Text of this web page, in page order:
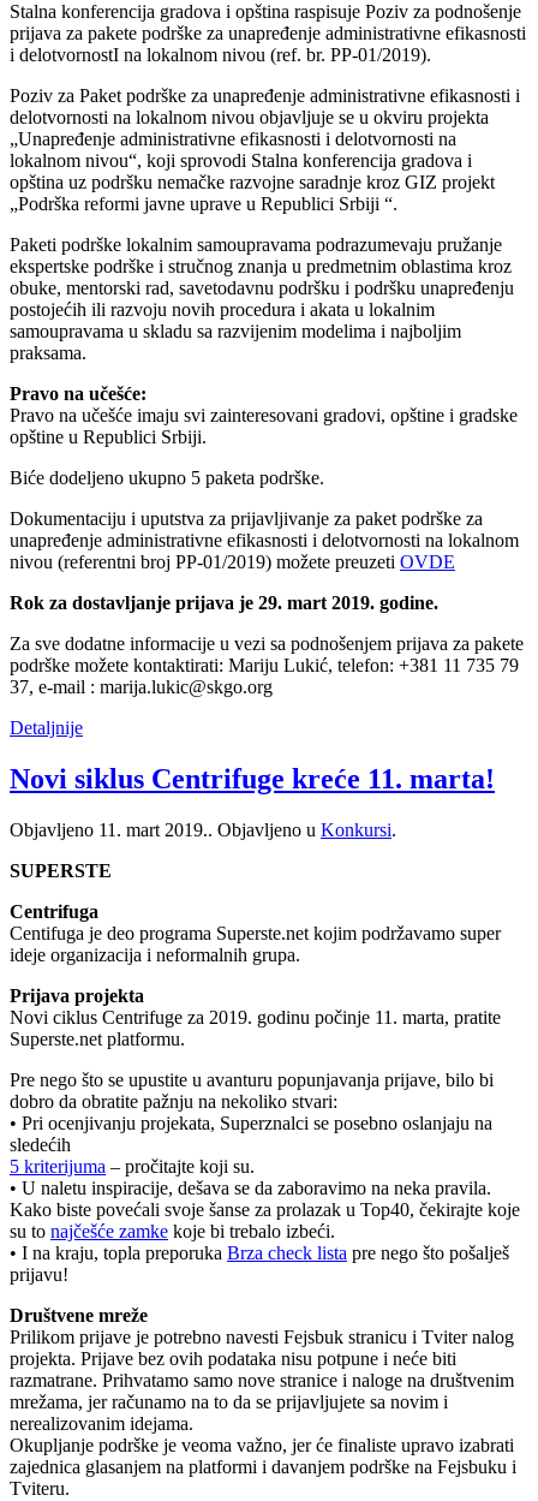
Stalna konferencija gradova i opština raspisuje Poziv za podnošenje
prijava za pakete podrške za unapređenje administrativne efikasnosti
i delotvornostI na lokalnom nivou (ref. br. PP-01/2019).
Poziv za Paket podrške za unapređenje administrativne efikasnosti i
delotvornosti na lokalnom nivou objavljuje se u okviru projekta
„Unapređenje administrativne efikasnosti i delotvornosti na
lokalnom nivou“, koji sprovodi Stalna konferencija gradova i
opština uz podršku nemačke razvojne saradnje kroz GIZ projekt
„Podrška reformi javne uprave u Republici Srbiji “.
Paketi podrške lokalnim samoupravama podrazumevaju pružanje
ekspertske podrške i stručnog znanja u predmetnim oblastima kroz
obuke, mentorski rad, savetodavnu podršku i podršku unapređenju
postojećih ili razvoju novih procedura i akata u lokalnim
samoupravama u skladu sa razvijenim modelima i najboljim
praksama.
Pravo na učešće:
Pravo na učešće imaju svi zainteresovani gradovi, opštine i gradske
opštine u Republici Srbiji.
Biće dodeljeno ukupno 5 paketa podrške.
Dokumentaciju i uputstva za prijavljivanje za paket podrške za
unapređenje administrativne efikasnosti i delotvornosti na lokalnom
nivou (referentni broj PP-01/2019) možete preuzeti OVDE
Rok za dostavljanje prijava je 29. mart 2019. godine.
Za sve dodatne informacije u vezi sa podnošenjem prijava za pakete
podrške možete kontaktirati: Mariju Lukić, telefon: +381 11 735 79
37, e-mail : marija.lukic@skgo.org
Detaljnije
Novi siklus Centrifuge kreće 11. marta!
Objavljeno 11. mart 2019.. Objavljeno u Konkursi.
SUPERSTE
Centrifuga
Centifuga je deo programa Superste.net kojim podržavamo super
ideje organizacija i neformalnih grupa.
Prijava projekta
Novi ciklus Centrifuge za 2019. godinu počinje 11. marta, pratite
Superste.net platformu.
Pre nego što se upustite u avanturu popunjavanja prijave, bilo bi
dobro da obratite pažnju na nekoliko stvari:
• Pri ocenjivanju projekata, Superznalci se posebno oslanjaju na
sledećih
5 kriterijuma – pročitajte koji su.
• U naletu inspiracije, dešava se da zaboravimo na neka pravila.
Kako biste povećali svoje šanse za prolazak u Top40, čekirajte koje
su to najčešće zamke koje bi trebalo izbeći.
• I na kraju, topla preporuka Brza check lista pre nego što pošalješ
prijavu!
Društvene mreže
Prilikom prijave je potrebno navesti Fejsbuk stranicu i Tviter nalog
projekta. Prijave bez ovih podataka nisu potpune i neće biti
razmatrane. Prihvatamo samo nove stranice i naloge na društvenim
mrežama, jer računamo na to da se prijavljujete sa novim i
nerealizovanim idejama.
Okupljanje podrške je veoma važno, jer će finaliste upravo izabrati
zajednica glasanjem na platformi i davanjem podrške na Fejsbuku i
Tviteru.